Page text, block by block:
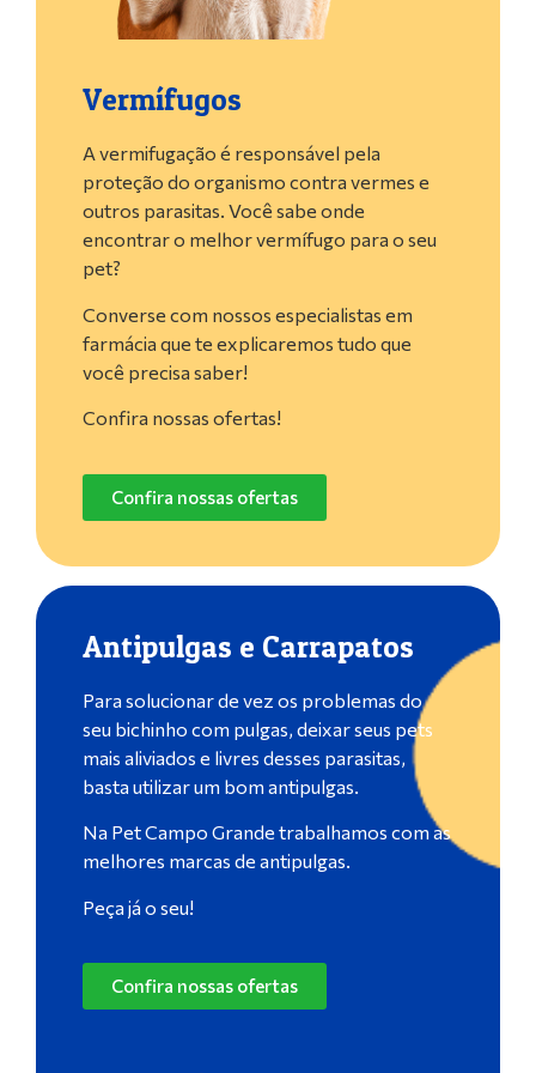
Vermífugos
A vermifugação é responsável pela
proteção do organismo contra vermes e
outros parasitas. Você sabe onde
encontrar o melhor vermífugo para o seu
pet?
Converse com nossos especialistas em
farmácia que te explicaremos tudo que
você precisa saber!
Confira nossas ofertas!
Confira nossas ofertas
Antipulgas e Carrapatos
Para solucionar de vez os problemas do
seu bichinho com pulgas, deixar seus pets
mais aliviados e livres desses parasitas,
basta utilizar um bom antipulgas.
Na Pet Campo Grande trabalhamos com as
melhores marcas de antipulgas.
Peça já o seu!
Confira nossas ofertas